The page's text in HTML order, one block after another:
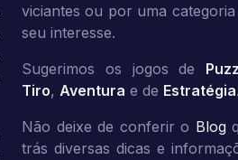
viciantes ou por uma categoria
seu interesse.
Sugerimos os jogos de
Tiro, Aventura e de Estratégia.
Não deixe de conferir o Blog
trás diversas dicas e